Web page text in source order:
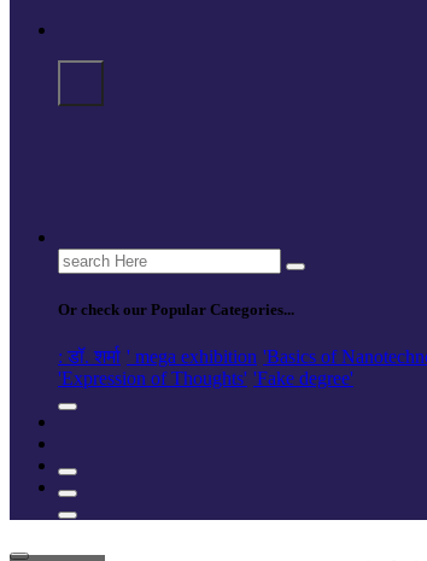
Search
for:
Or check our Popular Categories...
: डॉ. शर्मा ' mega exhibition 'Basics of
'Expression of Thoughts' 'Fake degree'